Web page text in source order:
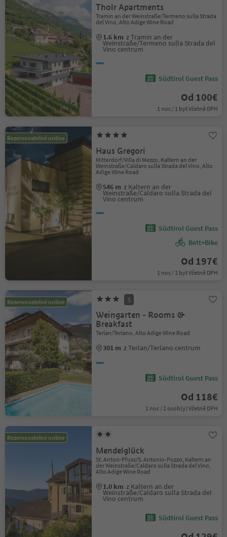
Tholr Apartments
Tramin an der Weinstraße/Termeno sulla Strada
del Vino, Alto Adige Wine Road
1.6 km z Tramin an der
Weinstraße/Termeno sulla Strada del
Vino centrum
Südtirol Guest Pass
Od 100€
1 noc / 1 byt Včetně DPH
Rezervovatelné online
Haus Gregori
Mitterdorf/Villa di Mezzo, Kaltern an der
Weinstraße/Caldaro sulla Strada del Vino, Alto
Adige Wine Road
546 m z Kaltern an der
Weinstraße/Caldaro sulla Strada del
Vino centrum
Südtirol Guest Pass
Bett+Bike
Od 197€
1 noc / 1 byt Včetně DPH
Rezervovatelné online S
Weingarten - Rooms &
Breakfast
Terlan/Terlano, Alto Adige Wine Road
301 m z Terlan/Terlano centrum
Südtirol Guest Pass
Od 118€
1 noc / 2 osob(y) Včetně DPH
Rezervovatelné online
Mendelglück
St. Anton-Pfuss/S. Antonio-Pozzo, Kaltern an
der Weinstraße/Caldaro sulla Strada del Vino,
Alto Adige Wine Road
1.0 km z Kaltern an der
Weinstraße/Caldaro sulla Strada del
Vino centrum
Südtirol Guest Pass